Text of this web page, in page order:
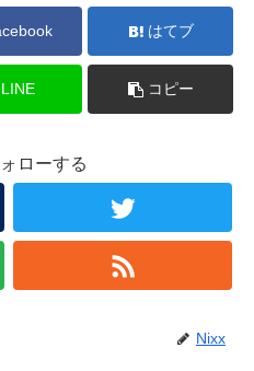
はてブ
LINE コピー
ローする
Nixx